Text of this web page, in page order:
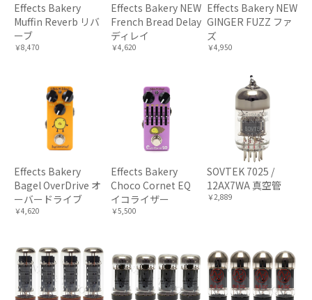
Effects Bakery
Muffin Reverb リバ
ーブ
￥8,470
Effects Bakery NEW
French Bread Delay
ディレイ
￥4,620
Effects Bakery NEW
GINGER FUZZ ファ
ズ
￥4,950
Effects Bakery
Bagel OverDrive オ
ーバードライブ
￥4,620
Effects Bakery
Choco Cornet EQ
イコライザー
￥5,500
SOVTEK 7025 /
12AX7WA 真空管
￥2,889